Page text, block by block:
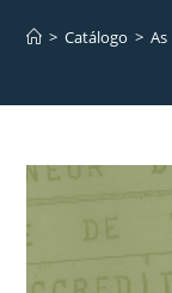
> Catálogo >